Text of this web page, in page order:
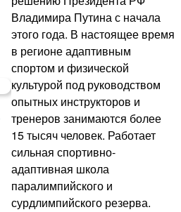
Владимира Путина с начала
этого года. В настоящее время
в регионе адаптивным
спортом и физической
культурой под руководством
опытных инструкторов и
тренеров занимаются более
15 тысяч человек. Работает
сильная спортивно-
адаптивная школа
паралимпийского и
сурдлимпийского резерва.